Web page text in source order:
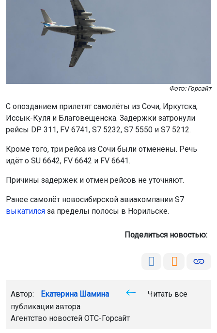
Фото: Горсайт
С опозданием прилетят самолёты из Сочи, Иркутска,
Иссык-Куля и Благовещенска. Задержки затронули
рейсы DP 311, FV 6741, S7 5232, S7 5550 и S7 5212.
Кроме того, три рейса из Сочи были отменены. Речь
идёт о SU 6642, FV 6642 и FV 6641.
Причины задержек и отмен рейсов не уточняют.
Ранее самолёт новосибирской авиакомпании S7
выкатился за пределы полосы в Норильске.
Поделиться новостью:
Автор: Екатерина Шамина
Читать все
публикации автора
Агентство новостей ОТС-Горсайт